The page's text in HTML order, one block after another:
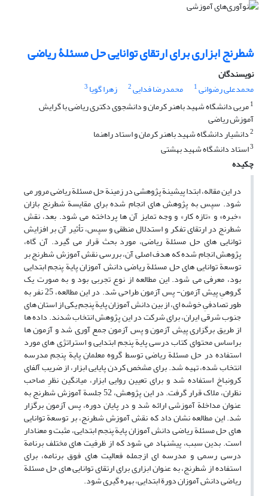
شطرنج ابزاری برای ارتقای توانایی حل مسئلۀ ریاضی
نویسندگان
محمدعلی رضوانی1 محمدرضا فدایی2 زهرا گویا 3
1مربی دانشگاه شهید باهنر کرمان و دانشجوی دکتری ریاضی با گرایش
آموزش ریاضی
2دانشیار دانشگاه شهید باهنر کرمان و استاد راهنما
3استاد دانشگاه شهید بهشتی
چکیده
در این مقاله، ابتدا پیشینة پژوهشی در زمینة حل مسئلة ریاضی مرور می
شود. سپس به پژوهش های انجام شده برای مقایسة شطرنج بازان
«خبره» و «تازه کار» و وجه تمایز آن ها پرداخته می شود. بعد، نقش
شطرنج در ارتقای تفکر و استدلال منطقی و سپس، تأثیر آن بر افزایش
توانایی های حل مسئلة ریاضی، مورد بحث قرار می گیرد. آن گاه،
پژوهش انجام شده که هدف اصلی آن، بررسی نقش آموزش شطرنج بر
توسعة توانایی های حل مسئلة ریاضی دانش آموزان پایة پنجم ابتدایی
بود، معرفی می شود. این مطالعه از نوع تجربی بود و به صورت یک
گروهیِ پیش آزمون- پس آزمون طراحی شد. در این مطالعه، 25 نفر به
طور تصادفیِ خوشه ای، از بین دانش آموزان پایة پنجم یکی از استان های
جنوب شرقی ایران، برای شرکت در این پژوهش انتخاب شدند. داده ها
از طریق برگزاری پیش آزمون و پس آزمون جمع آوری شد و آزمون ها
براساس محتوای کتاب درسی پایة پنجم ابتدایی و استراتژی های مورد
استفاده در حل مسئلة ریاضی توسط گروه معلمان پایة پنجم مدرسه
انتخاب شده، تهیه شد. برای مشخص کردن پایایی ابزار، از ضریب آلفای
کرونباخ استفاده شد و برای تعیین روایی ابزار، میانگین نظرِ صاحب
نظران، ملاک قرار گرفت. در این پژوهش، 52 جلسة آموزش شطرنج به
عنوان مداخلة آموزشی ارائه شد و در پایان دوره، پس آزمون برگزار
شد. این مطالعه نشان داد که نقش آموزش شطرنج، بر توسعة توانایی
های حل مسئلة ریاضی دانش آموزان پایة پنجم ابتدایی، مثبت و معنادار
است. بدین سبب، پیشنهاد می شود که از ظرفیت های مختلف برنامة
درسی رسمی و مدرسه ای ازجمله فعالیت های فوق برنامه، برای
استفاده از شطرنج، به عنوان ابزاری برای ارتقای توانایی های حل مسئلة
ریاضی دانش آموزان دورة ابتدایی، بهره گیری شود.